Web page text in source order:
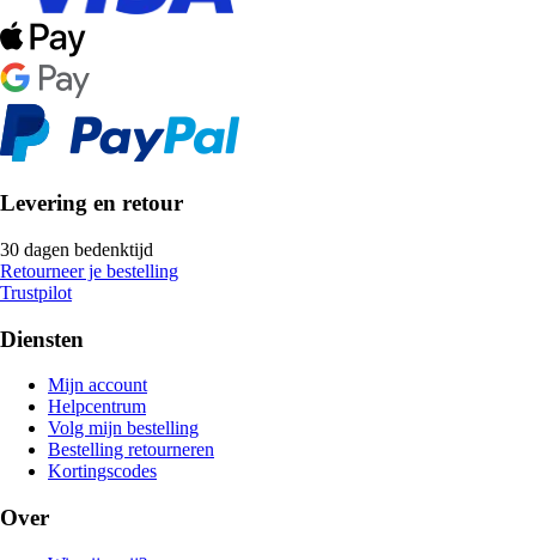
Levering en retour
30 dagen bedenktijd
Retourneer je bestelling
Trustpilot
Diensten
Mijn account
Helpcentrum
Volg mijn bestelling
Bestelling retourneren
Kortingscodes
Over